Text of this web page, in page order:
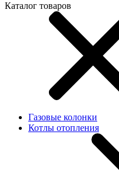
Каталог товаров
Газовые колонки
Котлы отопления